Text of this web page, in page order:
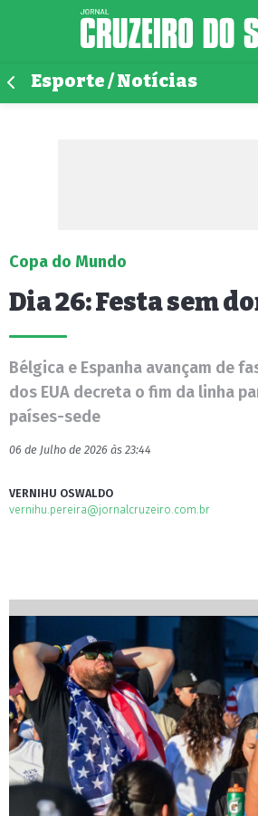
Esporte / Notícias
Copa do Mundo
Dia 26: Festa sem
Bélgica e Espanha avançam de
dos EUA decreta o fim da linha
países-sede
06 de Julho de 2026 às 23:44
VERNIHU OSWALDO
vernihu.pereira@jornalcruzeiro.com.br